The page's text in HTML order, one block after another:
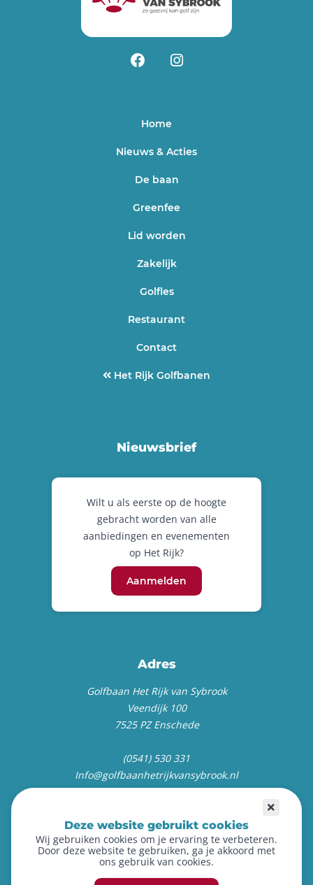
Home
Nieuws & Acties
De baan
Greenfee
Lid worden
Zakelijk
Golfles
Restaurant
Contact
Het Rijk Golfbanen
Nieuwsbrief
Wilt u als eerste op de hoogte
gebracht worden van alle
aanbiedingen en evenementen
op Het Rijk?
Aanmelden
Adres
Golfbaan Het Rijk van Sybrook
Veendijk 100
7525 PZ Enschede
(0541) 530 331
Info@golfbaanhetrijkvansybrook.nl
©2026 Golfen op het Rijk
Deze website gebruikt cookies
Wij gebruiken cookies om je ervaring te verbeteren.
Door deze website te gebruiken, ga je akkoord met
ons gebruik van cookies.